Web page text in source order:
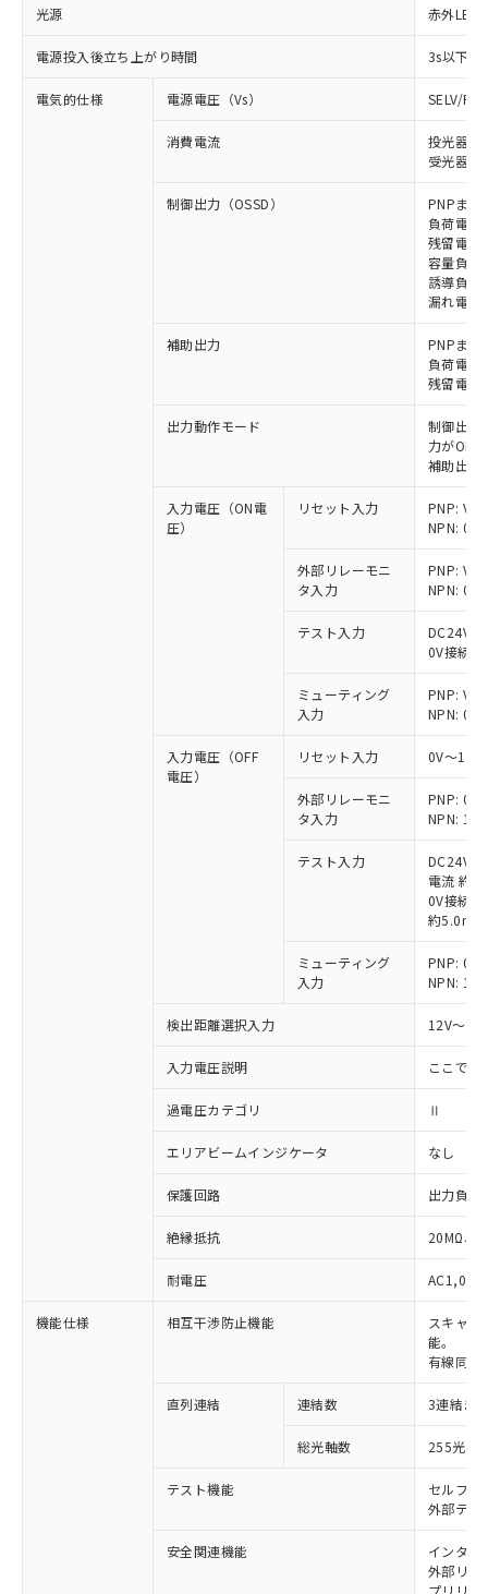
光源 赤外LED
電源投入後立ち上がり時間 3s以下
電気的仕様 電源電圧（Vs） SELV/
消費電流
投光器:
受光器:
制御出力（OSSD）
PNPまた
負荷電流
残留電圧
容量負荷
誘導負荷
漏れ電流
補助出力
PNPまた
負荷電流
残留電圧
出力動作モード
制御出力
力がON)
補助出力
入力電圧（ON電
圧）
リセット入力
PNP: Vs-
NPN: 0
外部リレーモニ
タ入力
PNP: Vs-
NPN: 0
テスト入力
DC24V
0V接続
ミューティング
入力
PNP: Vs-
NPN: 0
入力電圧（OFF
電圧）
リセット入力 0V～1/
外部リレーモニ
タ入力
PNP: 0V
NPN: 1/
テスト入力
DC24V
電流 約
0V接続
約5.0mA
ミューティング
入力
PNP: 0V
NPN: 1/
検出距離選択入力 12V～Vs
入力電圧説明 ここでの
過電圧カテゴリ Ⅱ
エリアビームインジケータ なし
保護回路 出力負荷
絶縁抵抗 20MΩ以
耐電圧
機能仕様 相互干渉防止機能
スキャ
能。
有線同期
直列連結 連結数 3連結ま
総光軸数 255光軸
テスト機能
セルフテ
外部テス
安全関連機能
インター
外部リレ
プリリセ
ご利用条件
※1 対応状況
対応済み：EU RoHS指令（10物質）の
非含有に対応した製品が提供可能な商品で
有に対応した製品に切り替える予定のある